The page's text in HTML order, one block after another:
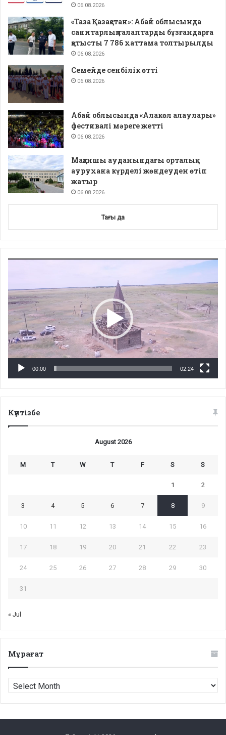
06.08.2026
«Таза Қазақстан»: Абай облысында
санитарлық талаптарды бұзғандарға
қатысты 7 786 хаттама толтырылды
06.08.2026
Семейде сенбілік өтті
06.08.2026
Абай облысында «Алакөл алаулары»
фестивалі мәреге жетті
06.08.2026
Мақаншы ауданындағы орталық
аурухана күрделі жөндеуден өтіп
жатыр
06.08.2026
Тағы да
00:00 02:24
Күнтізбе
August 2026
M T W T F S S
1 2
3 4 5 6 7 8 9
10 11 12 13 14 15 16
17 18 19 20 21 22 23
24 25 26 27 28 29 30
31
« Jul
Мұрағат
Мұрағат